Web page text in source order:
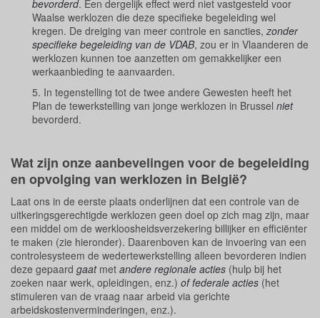
bevorderd. Een dergelijk effect werd niet vastgesteld voor
Waalse werklozen die deze specifieke begeleiding wel
kregen. De dreiging van meer controle en sancties,zonder
specifieke begeleiding van de VDAB, zou er in Vlaanderen de
werklozen kunnen toe aanzetten om gemakkelijker een
werkaanbieding te aanvaarden.
5. In tegenstelling tot de twee andere Gewesten heeft het
Plan de tewerkstelling van jonge werklozen in Brussel niet
bevorderd.
Wat zijn onze aanbevelingen voor de begeleiding
en opvolging van werklozen in België?
Laat ons in de eerste plaats onderlijnen dat een controle van de
uitkeringsgerechtigde werklozen geen doel op zich mag zijn, maar
een middel om de werkloosheidsverzekering billijker en efficiënter
te maken (zie hieronder). Daarenboven kan de invoering van een
controlesysteem de wedertewerkstelling alleen bevorderen indien
deze gepaard gaatmet andere regionale acties (hulp bij het
zoeken naar werk, opleidingen, enz.) of federale acties (het
stimuleren van de vraag naar arbeid via gerichte
arbeidskostenverminderingen, enz.).